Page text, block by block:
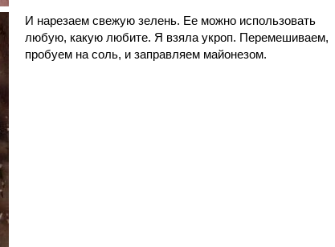
И нарезаем свежую зелень. Ее можно использовать
любую, какую любите. Я взяла укроп. Перемешиваем,
пробуем на соль, и заправляем майонезом.